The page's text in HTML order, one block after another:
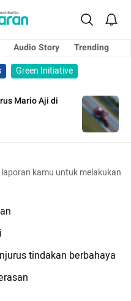
Audio Story
Trending
Green Initiative
Mario Aji di
kamu untuk melakukan
tindakan berbahaya